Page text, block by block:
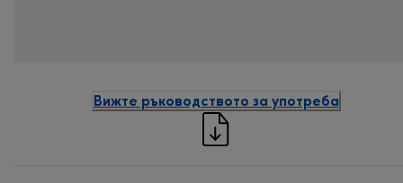
Вижте ръководството за употреба